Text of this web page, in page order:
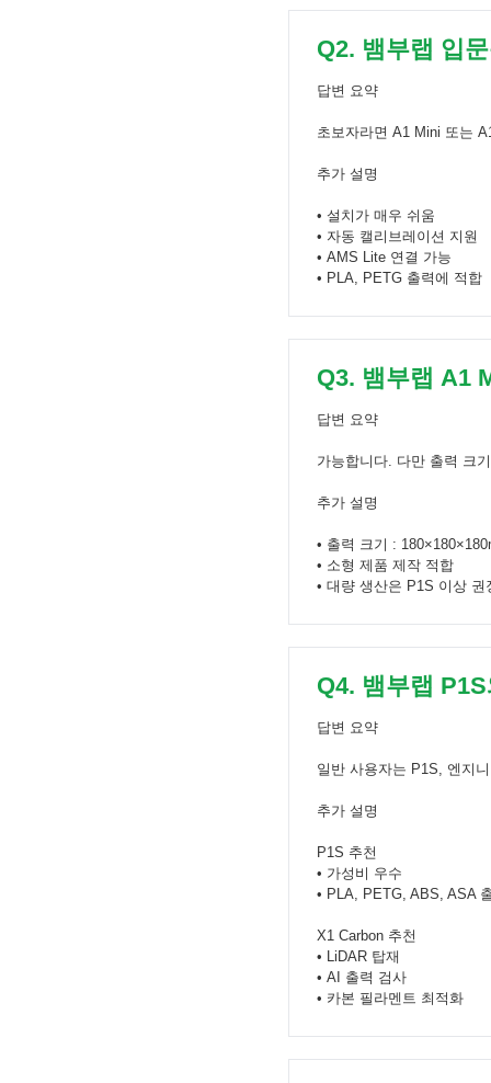
Q2. 뱀부랩 입
답변 요약
초보자라면 A1 Mini 또는
추가 설명
• 설치가 매우 쉬움
• 자동 캘리브레이션 지원
• AMS Lite 연결 가능
• PLA, PETG 출력에 적합
Q3. 뱀부랩 A1
답변 요약
가능합니다. 다만 출력 크
추가 설명
• 출력 크기 :
• 소형 제품 제작 적합
• 대량 생산은 P1S 이상 권
Q4. 뱀부랩
답변 요약
일반 사용자는 P1S, 엔지
추가 설명
P1S 추천
• 가성비 우수
• PLA, PETG, ABS, ASA
X1 Carbon 추천
• LiDAR 탑재
• AI 출력 검사
• 카본 필라멘트 최적화